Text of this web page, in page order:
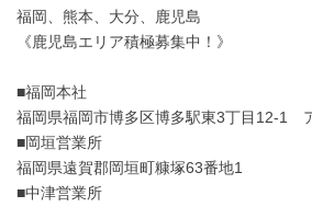
福岡、熊本、大分、鹿児島
《鹿児島エリア積極募集中！》
■福岡本社
福岡県福岡市博多区博多駅東3丁目12-1
■岡垣営業所
福岡県遠賀郡岡垣町糠塚63番地1
■中津営業所